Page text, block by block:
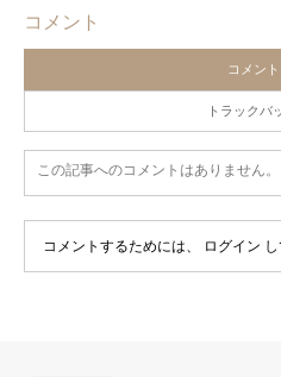
コメント
コメン
トラックバ
この記事へのコメントはありません。
コメントするためには、 ログイン